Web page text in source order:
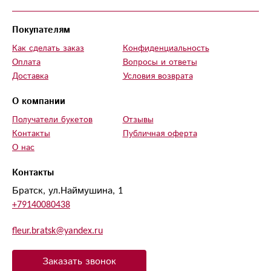
Контакты
Братск, ул.Наймушина, 1
+79140080438
fleur.bratsk@yandex.ru
Заказать звонок
Покупателям
Как сделать заказ
Оплата
Доставка
Конфиденциальность
Вопросы и ответы
Условия возврата
О компании
Получатели букетов
Контакты
О нас
Отзывы
Публичная оферта